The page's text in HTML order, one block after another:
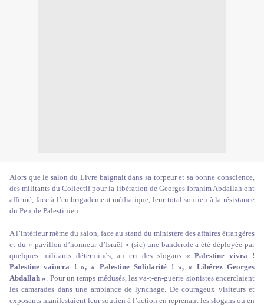
Alors que le salon du Livre baignait dans sa torpeur et sa bonne conscience,
des militants du Collectif pour la libération de Georges Ibrahim Abdallah ont
affirmé, face à l’embrigadement médiatique, leur total soutien à la résistance
du Peuple Palestinien.
A l’intérieur même du salon, face au stand du ministère des affaires étrangères
et du « pavillon d’honneur d’Israël » (sic) une banderole a été déployée par
quelques militants déterminés, au cri des slogans « Palestine vivra !
Palestine vaincra ! », « Palestine Solidarité ! », « Libérez Georges
Abdallah ». Pour un temps médusés, les va-t-en-guerre sionistes encerclaient
les camarades dans une ambiance de lynchage. De courageux visiteurs et
exposants manifestaient leur soutien à l’action en reprenant les slogans ou en